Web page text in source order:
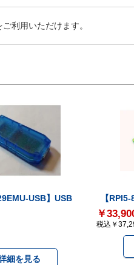
利用いただけます。
USB】USB
細を見る
【
￥
税込￥